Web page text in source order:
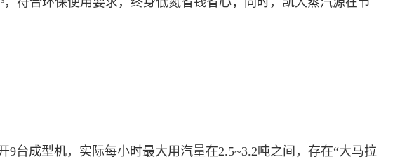
台成型机，实际每小时最大用汽量在2.5~3.2吨之间，存在“大马拉